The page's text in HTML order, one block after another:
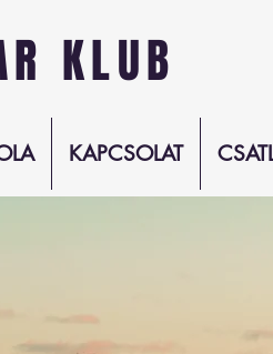
KLUB
KAPCSOLAT